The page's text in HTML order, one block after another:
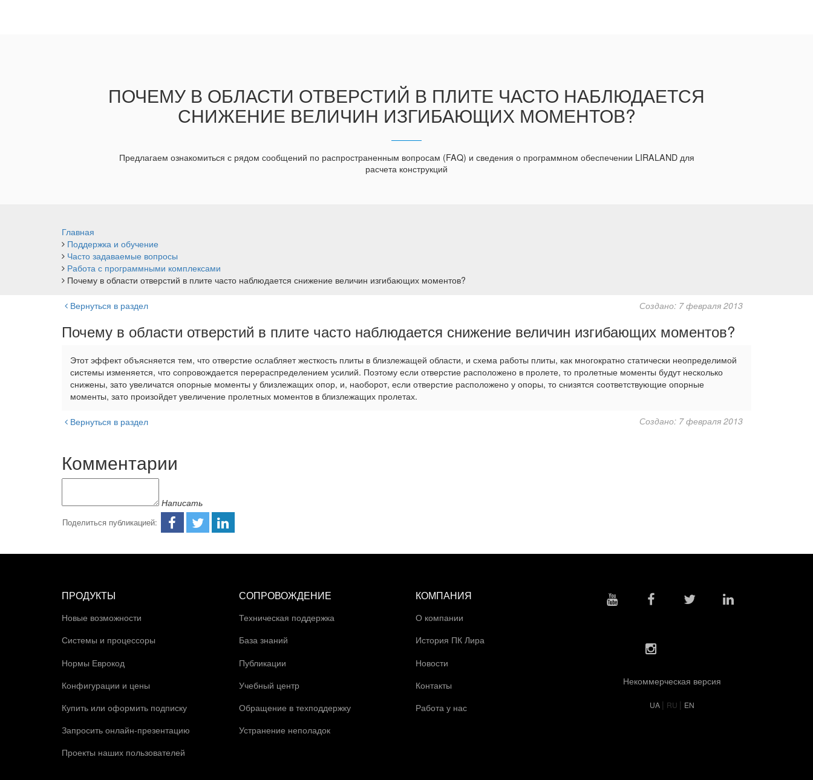
ПОЧЕМУ В ОБЛАСТИ ОТВЕРСТИЙ В ПЛИТЕ ЧАСТО НАБЛЮДАЕТСЯ
СНИЖЕНИЕ ВЕЛИЧИН ИЗГИБАЮЩИХ МОМЕНТОВ?
Предлагаем ознакомиться с рядом сообщений по распространенным вопросам (FAQ) и сведения о программном обеспечении LIRALAND для
расчета конструкций
Главная
Поддержка и обучение
Часто задаваемые вопросы
Работа с программными комплексами
Почему в области отверстий в плите часто наблюдается снижение величин изгибающих моментов?
Вернуться в раздел Создано: 7 февраля 2013
Почему в области отверстий в плите часто наблюдается снижение величин изгибающих моментов?
Этот эффект объясняется тем, что отверстие ослабляет жесткость плиты в близлежащей области, и схема работы плиты, как многократно статически неопределимой
системы изменяется, что сопровождается перераспределением усилий. Поэтому если отверстие расположено в пролете, то пролетные моменты будут несколько
снижены, зато увеличатся опорные моменты у близлежащих опор, и, наоборот, если отверстие расположено у опоры, то снизятся соответствующие опорные
моменты, зато произойдет увеличение пролетных моментов в близлежащих пролетах.
Вернуться в раздел Создано: 7 февраля 2013
Комментарии
Написать
Поделиться публикацией:
ПРОДУКТЫ
Новые возможности
Системы и процессоры
Нормы Еврокод
Конфигурации и цены
Купить или оформить подписку
Запросить онлайн-презентацию
Проекты наших пользователей
СОПРОВОЖДЕНИЕ
Техническая поддержка
База знаний
Публикации
Учебный центр
Обращение в техподдержку
Устранение неполадок
КОМПАНИЯ
О компании
История ПК Лира
Новости
Контакты
Работа у нас
Некоммерческая версия
UA | RU | EN